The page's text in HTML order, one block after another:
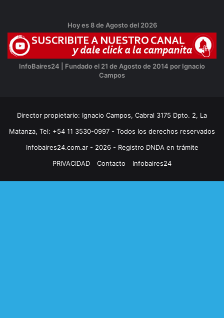
Hoy es 8 de Agosto del 2026
InfoBaires24 | Fundado el 21 de Agosto de 2014 por Ignacio
Campos
Director propietario: Ignacio Campos, Cabral 3175 Dpto. 2, La
Matanza, Tel: +54 11 3530-0997 - Todos los derechos reservados
Infobaires24.com.ar - 2026 - Registro DNDA en trámite
PRIVACIDAD
Contacto Infobaires24